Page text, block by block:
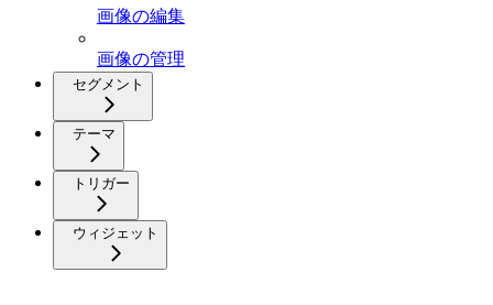
画像の編集
画像の管理
セグメント
テーマ
トリガー
ウィジェット